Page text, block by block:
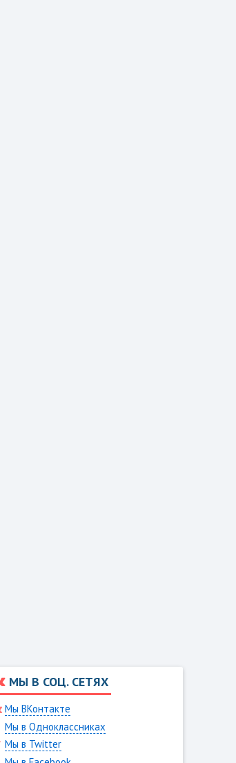
МЫ В СОЦ. СЕТЯХ
Мы ВКонтакте
Мы в Одноклассниках
Мы в Twitter